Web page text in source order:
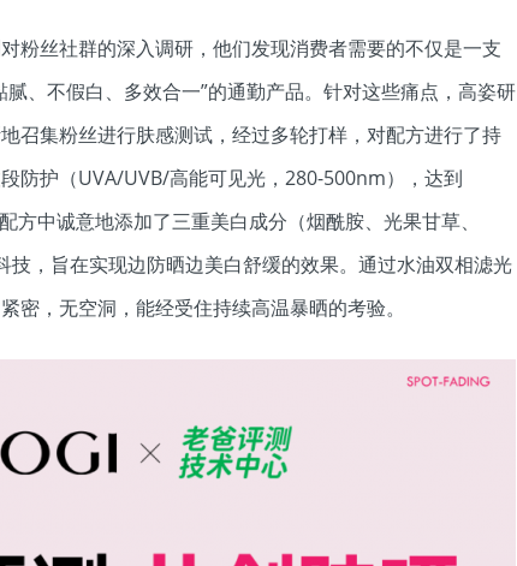
粉丝社群的深入调研，他们发现消费者需要的不仅是一支
、不假白、多效合一”的通勤产品。针对这些痛点，高姿研
召集粉丝进行肤感测试，经过多轮打样，对配方进行了持
防护（UVA/UVB/高能可见光，280-500nm），达到
方中诚意地添加了三重美白成分（烟酰胺、光果甘草、
技，旨在实现边防晒边美白舒缓的效果。通过水油双相滤光
密，无空洞，能经受住持续高温暴晒的考验。